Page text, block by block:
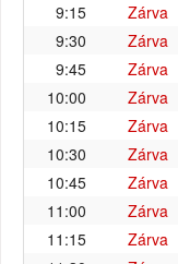
9:15
Zárva
9:30
Zárva
9:45
Zárva
10:00
Zárva
10:15
Zárva
10:30
Zárva
10:45
Zárva
11:00
Zárva
11:15
Zárva